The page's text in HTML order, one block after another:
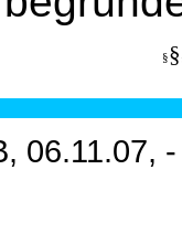
§§
06.11.07,